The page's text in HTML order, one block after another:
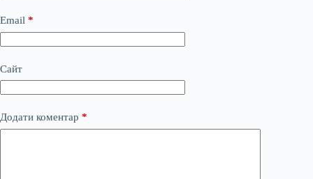
Email *
Сайт
Додати коментар *